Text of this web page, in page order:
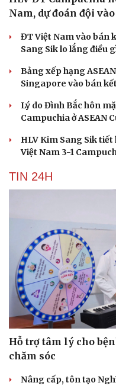
Nam, dự đoán đội
ĐT Việt Nam vào bán
Sang Sik lo lắng điều
Bảng xếp hạng
Singapore vào bán kết
Lý do Đình Bắc hôn
Campuchia ở ASEAN
HLV Kim Sang Sik
Việt Nam 3-1
TIN 24H
Hỗ trợ tâm lý cho
chăm sóc
Nâng cấp, tôn tạo